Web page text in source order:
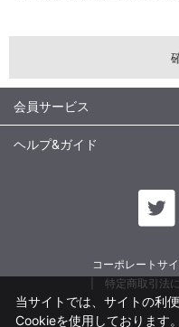
会員サービス
ヘルプ&ガイド
コーポレートサイ
特定商取引法
当サイトでは、サイトの利
Cookieを使用しております